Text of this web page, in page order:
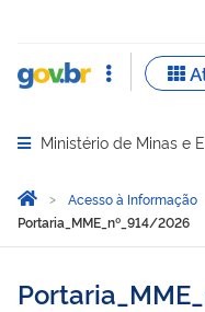
Abrir menu principal
Ministério de Minas e
Você está aqui:
Página Inicial
Acesso à Informação
Portaria_MME_nº_914/2026